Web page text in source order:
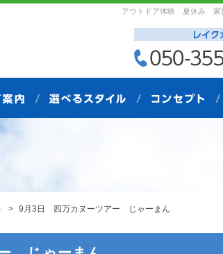
アウトドア体験 夏休み 家
9月3日 四万カヌーツアー じゃーまん